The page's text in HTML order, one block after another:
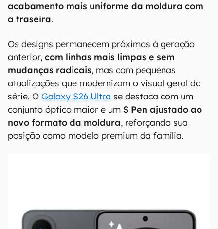
acabamento mais uniforme da moldura com
a traseira.
Os designs permanecem próximos à geração
anterior, com linhas mais limpas e sem
mudanças radicais, mas com pequenas
atualizações que modernizam o visual geral da
série. O Galaxy S26 Ultra se destaca com um
conjunto óptico maior e um S Pen ajustado ao
novo formato da moldura, reforçando sua
posição como modelo premium da família.